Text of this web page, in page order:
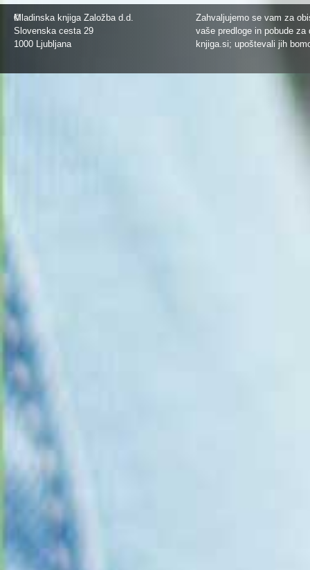
©
Mladinska knjiga Založba d.d.
Slovenska cesta 29
1000 Ljubljana
Zahvaljujemo se vam za
vaše predloge in pobude
knjiga.si; upoštevali jih